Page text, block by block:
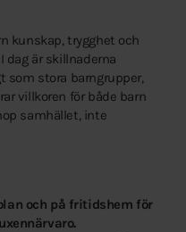
kunskap, trygghet och
är skillnaderna
som stora barngrupper,
villkoren för både barn
samhället, inte
och på fritidshem för